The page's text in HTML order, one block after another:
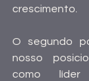
crescimento.
O segundo
nosso
como